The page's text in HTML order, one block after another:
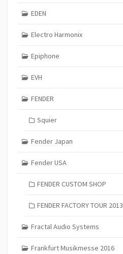
EDEN
Electro Harmonix
Epiphone
EVH
FENDER
Squier
Fender Japan
Fender USA
FENDER CUSTOM SHOP
FENDER FACTORY TOUR 2013
Fractal Audio Systems
Frankfurt Musikmesse 2016